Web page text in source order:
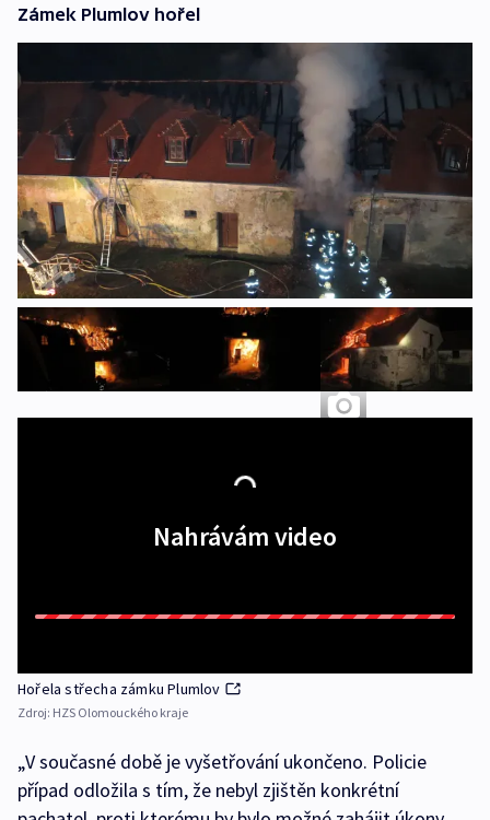
Zámek Plumlov hořel
Nahrávám video
Hořela střecha zámku Plumlov
Zdroj: HZS Olomouckého kraje
„V současné době je vyšetřování ukončeno. Policie
případ odložila s tím, že nebyl zjištěn konkrétní